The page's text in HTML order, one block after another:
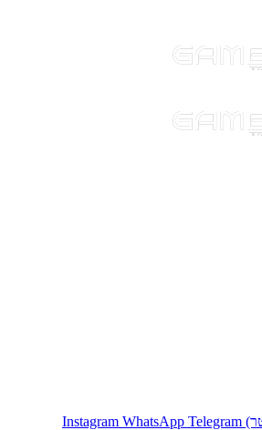
Instagram WhatsApp Telegram